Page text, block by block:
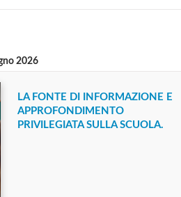
2026
LA FONTE DI INFORMAZIONE E
APPROFONDIMENTO
PRIVILEGIATA SULLA SCUOLA.